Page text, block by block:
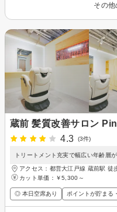
その
蔵前 髪質改善サロン
4.3
(3件)
トリートメント充実で幅広い年齢層
アクセス：都営大江戸線 蔵前駅
カット単価： ￥5,300～
◎ 本日空席あり ポイントが貯まる